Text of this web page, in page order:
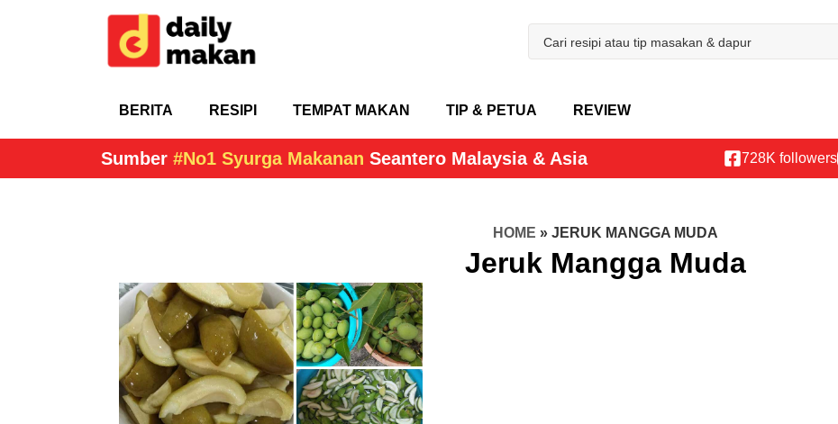
BERITA RESIPI TEMPAT MAKAN TIP & PETUA REVIEW
Sumber #No1 Syurga Makanan Seantero Malaysia & Asia 728K followers
HOME » JERUK MANGGA MUDA
Jeruk Mangga Muda